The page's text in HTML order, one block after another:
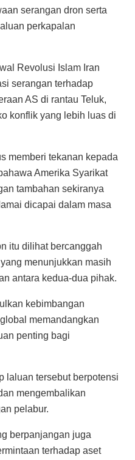
serangan dron serta
perkapalan
Revolusi Islam Iran
serangan terhadap
AS di rantau Teluk,
konflik yang lebih luas di
memberi tekanan kepada
Amerika Syarikat
tambahan sekiranya
dicapai dalam masa
itu dilihat bercanggah
menunjukkan masih
antara kedua-dua pihak.
kebimbangan
memandangkan
penting bagi
laluan tersebut berpotensi
mengembalikan
pelabur.
berpanjangan juga
terhadap aset